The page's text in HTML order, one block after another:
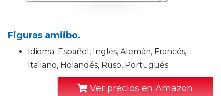
Figuras amiibo.
Idioma: Español, Inglés, Alemán, Francés,
Italiano, Holandés, Ruso, Portugués
Ver precios en Amazon